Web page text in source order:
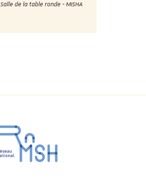
Salle de la table ronde - MISHA